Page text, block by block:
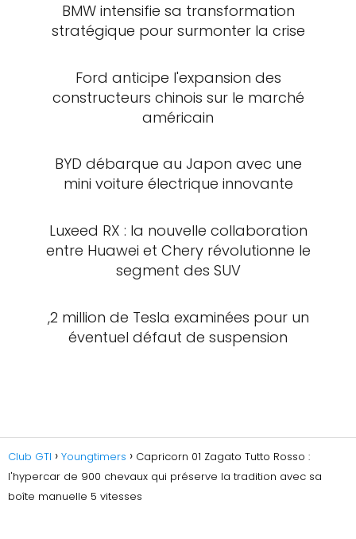
BMW intensifie sa transformation
stratégique pour surmonter la crise
Ford anticipe l'expansion des
constructeurs chinois sur le marché
américain
BYD débarque au Japon avec une
mini voiture électrique innovante
Luxeed RX : la nouvelle collaboration
entre Huawei et Chery révolutionne le
segment des SUV
,2 million de Tesla examinées pour un
éventuel défaut de suspension
Club GTI Youngtimers
Capricorn 01 Zagato Tutto Rosso :
l'hypercar de 900 chevaux qui préserve la tradition avec sa
boîte manuelle 5 vitesses